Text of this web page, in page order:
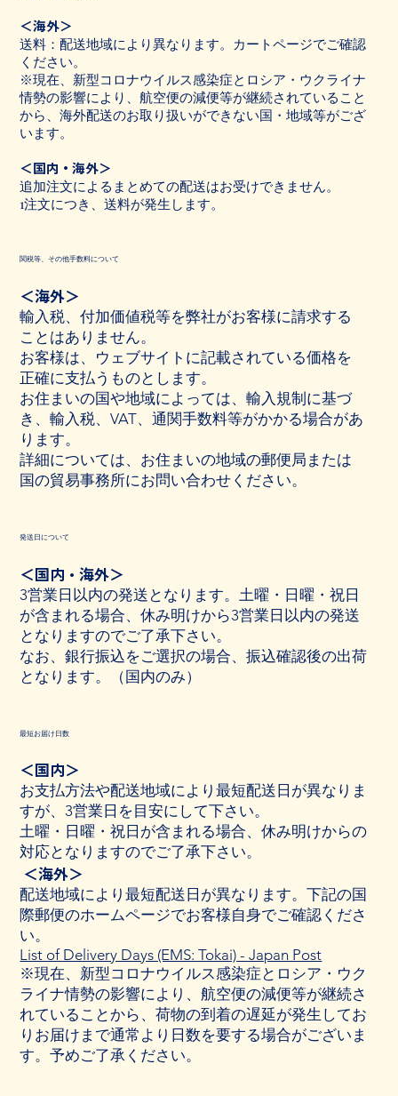
＜海外＞
送料：配送地域により異なります。カートページでご確認
ください。
※現在、新型コロナウイルス感染症とロシア・ウクライナ
情勢の影響により、航空便の減便等が継続されていること
から、海外配送のお取り扱いができない国・地域等がござ
います。
＜国内・海外＞
追加注文によるまとめての配送はお受けできません。
1注文につき、送料が発生します。
関税等、その他手数料について
＜海外＞
輸入税、付加価値税等を弊社がお客様に請求する
ことはありません。
お客様は、ウェブサイトに記載されている価格を
正確に支払うものとします。
お住まいの国や地域によっては、輸入規制に基づ
き、輸入税、VAT、通関手数料等がかかる場合があ
ります。
詳細については、お住まいの地域の郵便局または
国の貿易事務所にお問い合わせください。
発送日について
＜国内・海外＞
3営業日以内の発送となります。土曜・日曜・祝日
が含まれる場合、休み明けから3営業日以内の発送
となりますのでご了承下さい。
なお、銀行振込をご選択の場合、振込確認後の出荷
となります。（国内のみ）
最短お届け日数
＜国内＞
お支払方法や配送地域により最短配送日が異なりま
すが、3営業日を目安にして下さい。
土曜・日曜・祝日が含まれる場合、休み明けからの
対応となりますのでご了承下さい。
＜海外＞
配送地域により最短配送日が異なります。下記の国
際郵便のホームページでお客様自身でご確認くださ
い。
List of Delivery Days (EMS: Tokai) - Japan Post
※現在、新型コロナウイルス感染症とロシア・ウク
ライナ情勢の影響により、航空便の減便等が継続さ
れていることから、荷物の到着の遅延が発生してお
りお届けまで通常より日数を要する場合がございま
す。予めご了承ください。